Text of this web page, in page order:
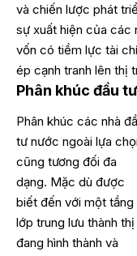
và chiến lược phát
sự xuất hiện của các
vốn có tiềm lực tài
ép cạnh tranh lên thị
Phân khúc đầu tư
Phân khúc các nhà
tư nước ngoài lựa
cũng tương đối đa
dạng. Mặc dù được
biết đến với một tầng
lớp trung lưu thành thị
đang hình thành và